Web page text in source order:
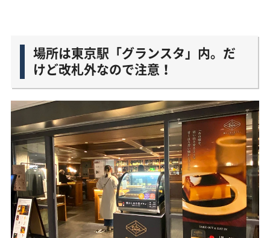
場所は東京駅「グランスタ」内。だ
けど改札外なので注意！